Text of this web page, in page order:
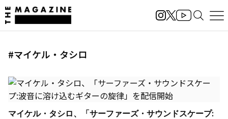
#マイケル・タシロ
マイケル・タシロ、「サーファーズ・サウンドスケープ: